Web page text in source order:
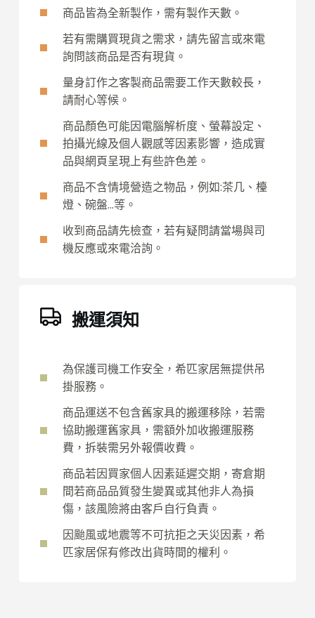
商品皆為全新製作，需有製作天數。
若有需購買現貨之需求，請先留言或來電
詢問該商品是否有現貨。
量身訂作之客製商品需要工作天數較長，
請耐心等候。
商品顏色可能因電腦解析度、螢幕設定、
拍攝光線及個人觀感等因素影響，造成實
品與網頁呈現上有些許色差。
商品不含情境營造之物品，例如:茶几、檯
燈、碗盤...等。
收到商品請先檢查，若有疑問請當場與司
機反應或來電洽詢。
搬運須知
為保護司機工作安全，希匹家居無提供吊
掛服務。
商品運送不包含舊家具的搬運移除，若需
協助搬運舊家具，需額外加收搬運服務
費，拆裝需另外報價收費。
商品若因買家個人因素延遲交期，寄倉期
間若商品品質發生變異或其他非人為損
傷，該風險將由客戶自行負責。
因颱風或地震等不可抗拒之天災因素，希
匹家居保有修改出貨時間的權利。